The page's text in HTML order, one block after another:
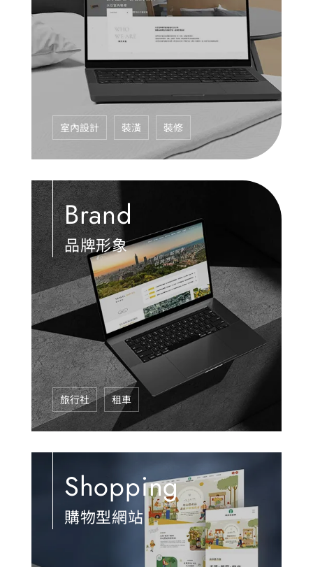
室內設計 裝潢 裝修
Brand
品牌形象
旅行社 租車
Shopping
購物型網站